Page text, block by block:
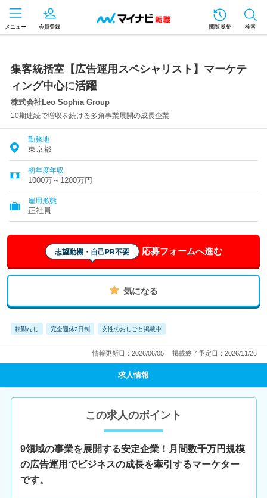
メニュー 会員登録 閲覧履歴 検索
集客統括室【広告運用スペシャリスト】マーケテ
ィング中心に活躍
株式会社Leo Sophia Group
10期連続で増収を続ける多角事業展開の成長企業
勤務地
東京都
初年度年収
1000万～1200万円
雇用形態
正社員
志望動機・自己PR不要 応募フォームへ進む
気になる
転勤なし 完全週休2日制 女性のおしごと掲載中
情報更新日：2026/06/05 掲載終了予定日：2026/11/26
求人情報
この求人のポイント
9領域の事業を展開する安定企業！月間数千万円規模
の広告運用でビジネスの成長を牽引するマーケター
です。